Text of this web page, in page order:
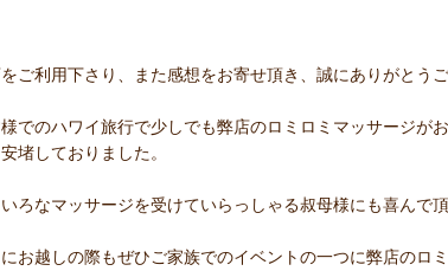
ご利用下さり、また感想をお寄せ頂き、誠にありがとうご
でのハワイ旅行で少しでも弊店のロミロミマッサージが
堵しておりました。
ろなマッサージを受けていらっしゃる叔母様にも喜んで
お越しの際もぜひご家族でのイベントの一つに弊店のロ